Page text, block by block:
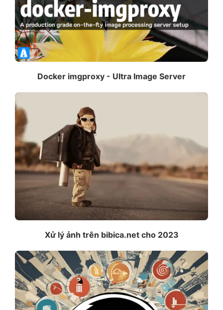
Docker imgproxy - Ultra Image Server
Xử lý ảnh trên bibica.net cho 2023